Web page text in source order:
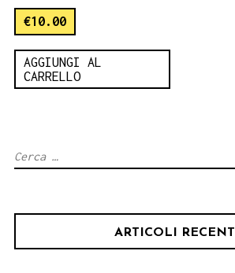
€10.00
AGGIUNGI AL
CARRELLO
Ricerca
ARTICOLI RECENTI